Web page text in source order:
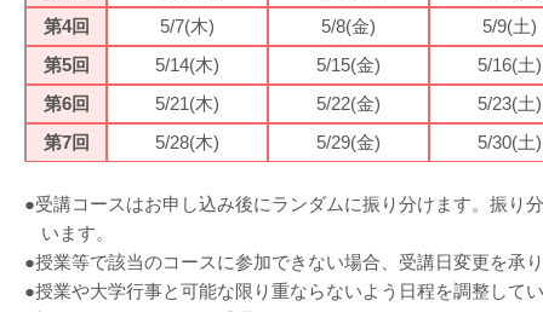
第4回
5/7(木) 5/8(金)
5/9(土)
第5回
5/14(木) 5/15(金)
5/16(土)
第6回
5/21(木) 5/22(金)
5/23(土)
第7回
5/28(木) 5/29(金) 5/30(土)
●受講コースはお申し込み後にランダムに振り分けます。振り
います。
●授業等で該当のコースに参加できない場合、受講日変更を承
●授業や大学行事と可能な限り重ならないよう日程を調整して